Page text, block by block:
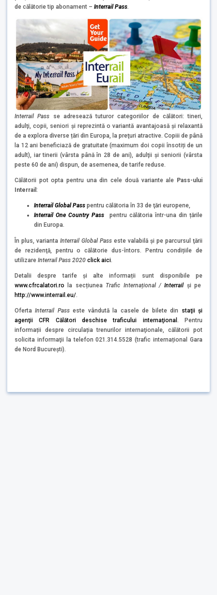
de călătorie tip abonament – Interrail Pass.
Interrail Pass se adresează tuturor categoriilor de călători: tineri,
adulţi, copii, seniori şi reprezintă o variantă avantajoasă şi relaxantă
de a explora diverse țări din Europa, la preţuri atractive. Copiii de până
la 12 ani beneficiază de gratuitate (maximum doi copii însotiți de un
adult), iar tinerii (vârsta până în 28 de ani), adulţii şi seniorii (vârsta
peste 60 de ani) dispun, de asemenea, de tarife reduse.
Călătorii pot opta pentru una din cele două variante ale Pass-ului
Interrail :
Interrail Global Pass pentru călătoria în 33 de ţări europene,
Interrail One Country Pass pentru călătoria într-una din țările
din Europa.
În plus, varianta Interrail Global Pass este valabilă şi pe parcursul ţării
de rezidenţă, pentru o călătorie dus-întors. Pentru condițiile de
utilizare Interrail Pass 2020 click aici.
Detalii despre tarife și alte informații sunt disponibile pe
www.cfrcalatori.ro la secțiunea Trafic Internațional /Interrail și pe
http://www.interrail.eu/.
OfertaInterrail Passeste vândută la casele de bilete din
staţii şi
agenţii CFR Călători deschise traficului internaţional . Pentru
informații despre circulația trenurilor internaţionale, călătorii pot
solicita informaţii la telefon 021.314.5528 (trafic internațional Gara
de Nord București).